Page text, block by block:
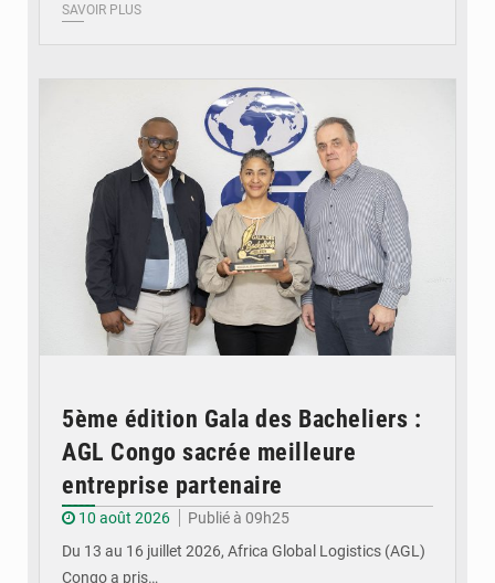
SAVOIR PLUS
5ème édition Gala des Bacheliers :
AGL Congo sacrée meilleure
entreprise partenaire
10 août 2026
Publié à 09h25
Du 13 au 16 juillet 2026, Africa Global Logistics (AGL)
Congo a pris…